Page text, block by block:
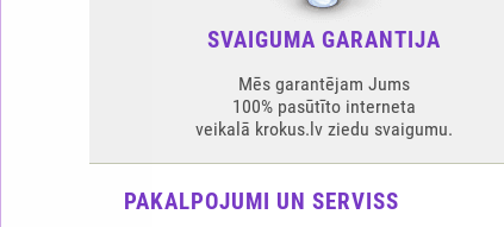
SVAIGUMA GARANTIJA
Mēs garantējam Jums
100% pasūtīto interneta
veikalā krokus.lv ziedu svaigumu.
PAKALPOJUMI UN SERVISS